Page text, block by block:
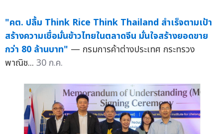
"คต. ปลื้ม Think Rice Think Thailand สำเร็จตามเป้า
สร้างความเชื่อมั่นข้าวไทยในตลาดจีน มั่นใจสร้างยอดขาย
กว่า 80 ล้านบาท" — กรมการค้าต่างประเทศ กระทรวง
พาณิช... 30 ก.ค.